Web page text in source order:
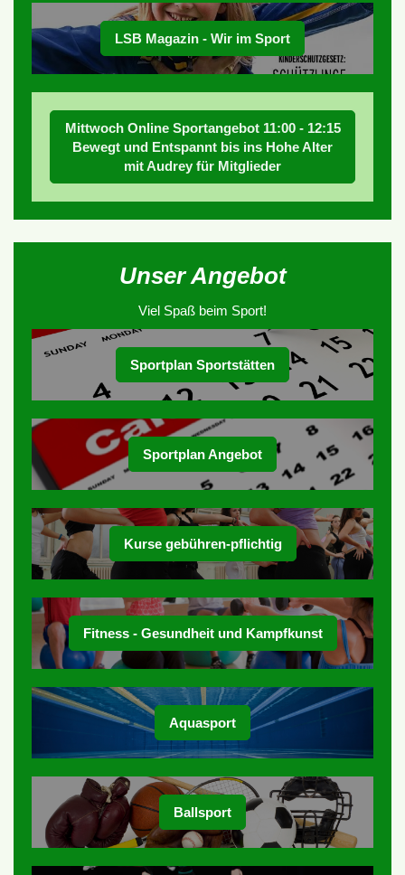
LSB Magazin - Wir im Sport
Mittwoch Online Sportangebot 11:00 - 12:15
Bewegt und Entspannt bis ins Hohe Alter
mit Audrey für Mitglieder
Unser Angebot
Viel Spaß beim Sport!
Sportplan Sportstätten
Sportplan Angebot
Kurse gebühren-pflichtig
Fitness - Gesundheit und Kampfkunst
Aquasport
Ballsport